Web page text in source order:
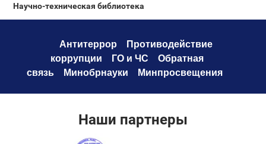
Научно-техническая библиотека
Антитеррор
Противодействие
коррупции ГО и ЧС
Обратная
связь
Минобрнауки Минпросвещения
Наши партнеры